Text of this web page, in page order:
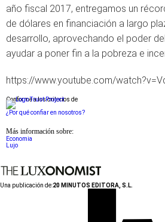
año fiscal 2017, entregamos un
de dólares en financiación a largo
desarrollo, aprovechando el poder
ayudar a poner fin a la pobreza e
https://www.youtube.com/
Conforme a los criterios de
¿Por qué confiar en nosotros?
Más información sobre:
Economia
Lujo
Una publicación de:20 MINUTOS EDITORA, S.L.